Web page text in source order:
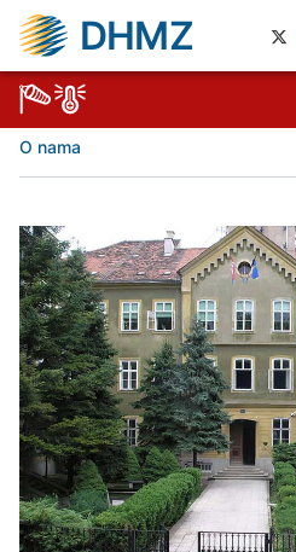
DHMZ
O nama